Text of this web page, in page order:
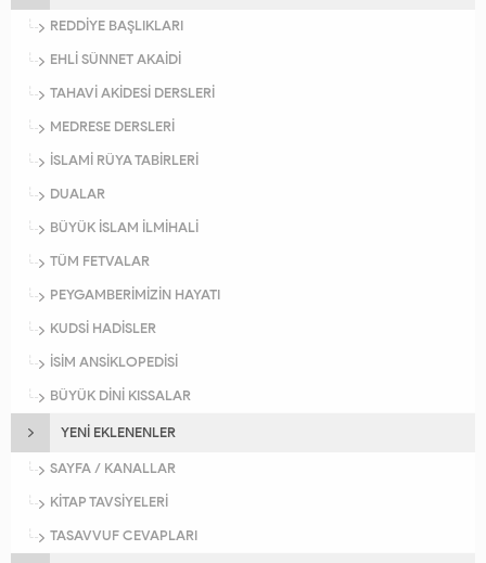
REDDİYE BAŞLIKLARI
EHLİ SÜNNET AKAİDİ
TAHAVİ AKİDESİ DERSLERİ
MEDRESE DERSLERİ
İSLAMİ RÜYA TABİRLERİ
DUALAR
BÜYÜK İSLAM İLMİHALİ
TÜM FETVALAR
PEYGAMBERİMİZİN HAYATI
KUDSİ HADİSLER
İSİM ANSİKLOPEDİSİ
BÜYÜK DİNİ KISSALAR
YENİ EKLENENLER
SAYFA / KANALLAR
KİTAP TAVSİYELERİ
TASAVVUF CEVAPLARI